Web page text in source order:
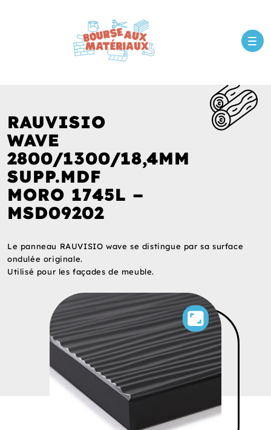
RAUVISIO
WAVE
2800/1300/18,4MM
SUPP.MDF
MORO 1745L –
MSD09202
Le panneau RAUVISIO wave se distingue par sa surface
ondulée originale.
Utilisé pour les façades de meuble.